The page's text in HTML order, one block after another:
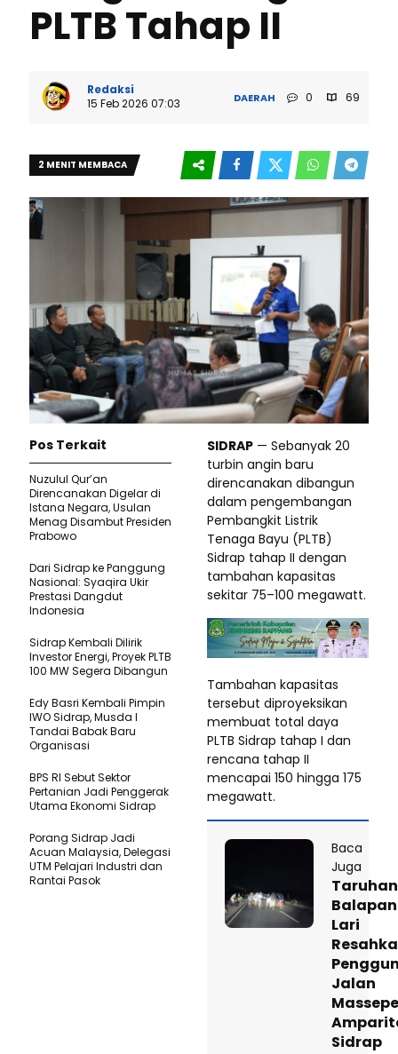
PLTB Tahap II
Redaksi
15 Feb 2026 07:03
DAERAH 0 69
2 MENIT MEMBACA
SIDRAP — Sebanyak 20
turbin angin baru
direncanakan dibangun
dalam pengembangan
Pembangkit Listrik
Tenaga Bayu (PLTB)
Sidrap tahap II dengan
tambahan kapasitas
sekitar 75–100 megawatt.
Tambahan kapasitas
tersebut diproyeksikan
membuat total daya
PLTB Sidrap tahap I dan
rencana tahap II
mencapai 150 hingga 175
megawatt.
Baca
Juga
Taruhan
Balapan
Lari
Jalan
Sidrap
Pos Terkait
Nuzulul Qur’an
Direncanakan Digelar di
Istana Negara, Usulan
Menag Disambut Presiden
Prabowo
Dari Sidrap ke Panggung
Nasional: Syaqira Ukir
Prestasi Dangdut
Indonesia
Sidrap Kembali Dilirik
Investor Energi, Proyek PLTB
100 MW Segera Dibangun
Edy Basri Kembali Pimpin
IWO Sidrap, Musda I
Tandai Babak Baru
Organisasi
BPS RI Sebut Sektor
Pertanian Jadi Penggerak
Utama Ekonomi Sidrap
Porang Sidrap Jadi
Acuan Malaysia, Delegasi
UTM Pelajari Industri dan
Rantai Pasok